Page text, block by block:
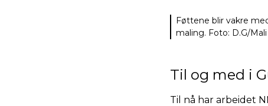
Føttene blir vakre
maling. Foto: D.G/Mali
Til og med i
Til nå har arbeidet